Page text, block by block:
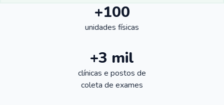
+100
unidades físicas
+3 mil
clínicas e postos de
coleta de exames